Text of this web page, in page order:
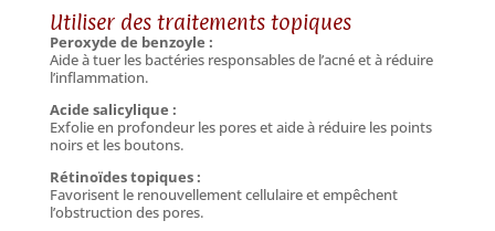
Utiliser des traitements topiques
Peroxyde de benzoyle :
Aide à tuer les bactéries responsables de l’acné et à réduire
l’inflammation.
Acide salicylique :
Exfolie en profondeur les pores et aide à réduire les points
noirs et les boutons.
Rétinoïdes topiques :
Favorisent le renouvellement cellulaire et empêchent
l’obstruction des pores.